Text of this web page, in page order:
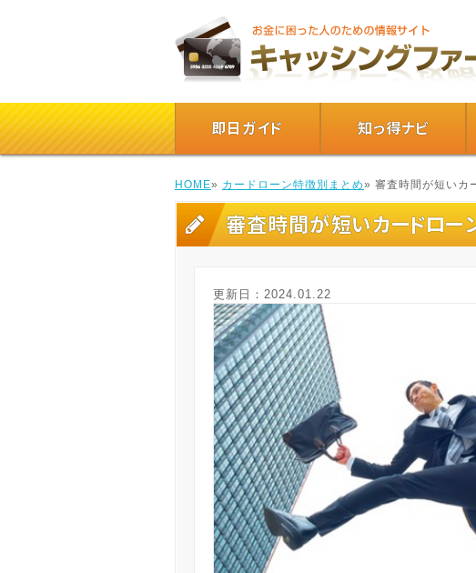
即日ガイド 知っ得ナビ
HOME» カードローン特徴別まとめ» 審査時間が短いカ
審査時間が短いカードロー
更新日： 2024.01.22